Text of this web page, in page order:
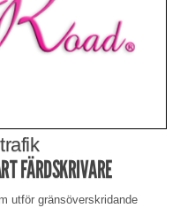
FÄRDSKRIVARE
utför gränsöverskridande